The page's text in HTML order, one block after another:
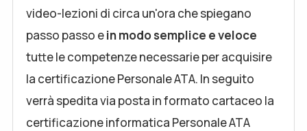
video-lezioni di circa un'ora che spiegano
passo passo ein modo semplice e veloce
tutte le competenze necessarie per acquisire
la certificazione Personale ATA. In seguito
verrà spedita via posta in formato cartaceo la
certificazione informatica Personale ATA